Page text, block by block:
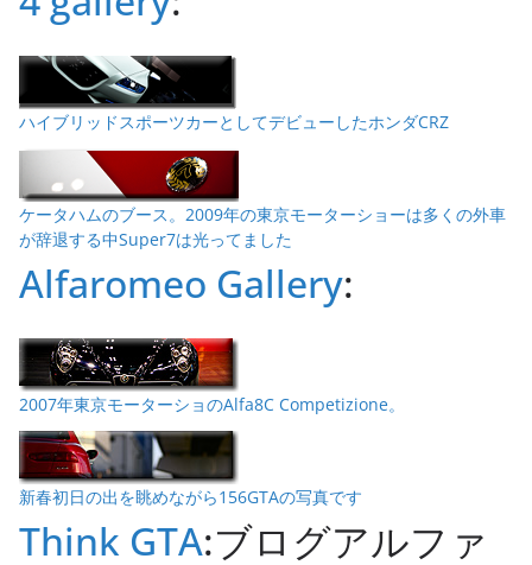
ハイブリッドスポーツカーとしてデビューしたホンダCRZ
ケータハムのブース。2009年の東京モーターショーは多くの外車
が辞退する中Super7は光ってました
Alfaromeo Gallery:
2007年東京モーターショのAlfa8C Competizione。
新春初日の出を眺めながら156GTAの写真です
Think GTA:ブログアルファ